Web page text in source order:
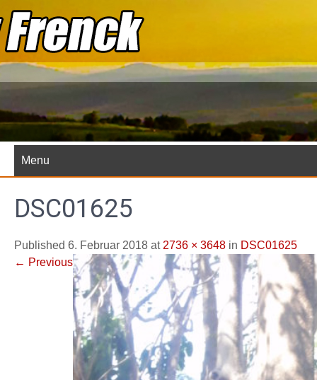
Skip
to
content
Menu
DSC01625
Published 6. Februar 2018 at 2736 × 3648 in DSC01625
← Previous